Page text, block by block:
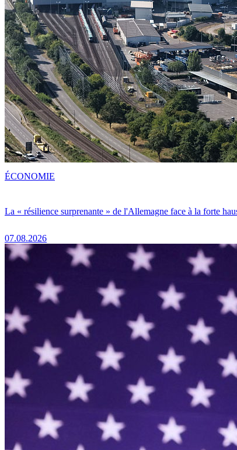
La « résilience surprenante » de l'Allemagne face à la forte
07.08.2026
ÉCONOMIE